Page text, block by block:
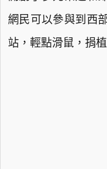
網民可以參與到西
站，輕點滑鼠，捐